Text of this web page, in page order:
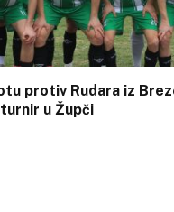
protiv Rudara iz
u Župči